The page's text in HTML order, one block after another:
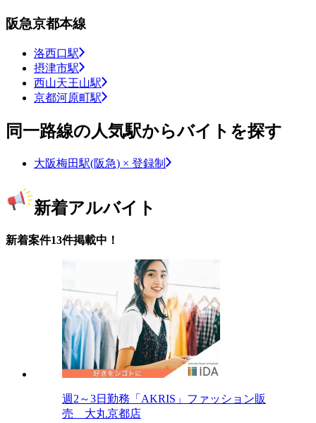
阪急京都本線
洛西口駅
摂津市駅
西山天王山駅
京都河原町駅
同一路線の人気駅からバイトを探す
大阪梅田駅(阪急) × 登録制
新着アルバイト
新着案件13件掲載中！
週2～3日勤務「AKRIS」ファッション販
売 大丸京都店